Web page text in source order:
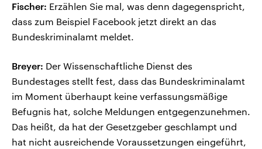
Fischer: Erzählen Sie mal, was denn dagegenspricht,
dass zum Beispiel Facebook jetzt direkt an das
Bundeskriminalamt meldet.
Breyer: Der Wissenschaftliche Dienst des
Bundestages stellt fest, dass das Bundeskriminalamt
im Moment überhaupt keine verfassungsmäßige
Befugnis hat, solche Meldungen entgegenzunehmen.
Das heißt, da hat der Gesetzgeber geschlampt und
hat nicht ausreichende Voraussetzungen eingeführt,